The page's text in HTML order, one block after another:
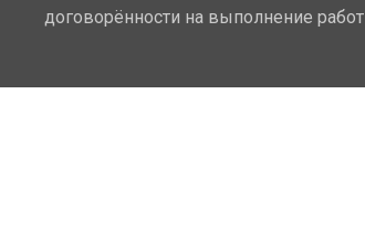
договорённости на выполнение работ